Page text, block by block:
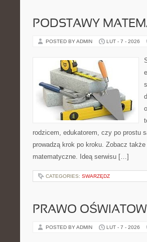
PODSTAWY
POSTED BY ADMIN LUT - 7 - 2026
rodzicem, edukatorem, czy po prostu
prowadzą krok po kroku. Zobacz
matematyczne. Ideą serwisu […]
CATEGORIES: SWARZĘDZ
PRAWO
POSTED BY ADMIN LUT - 7 - 2026